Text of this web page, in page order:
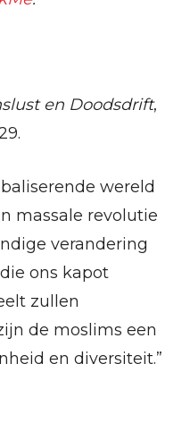
en Doodsdrift,
wereld
massale revolutie
verandering
ons kapot
zullen
de moslims een
en diversiteit.”